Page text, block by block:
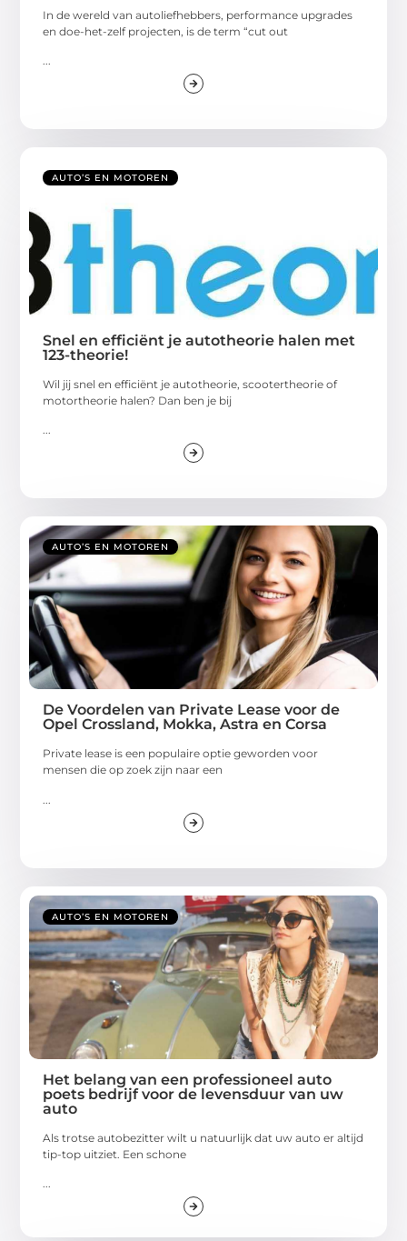
In de wereld van autoliefhebbers, performance upgrades
en doe-het-zelf projecten, is de term “cut out
AUTO’S EN MOTOREN
Snel en efficiënt je autotheorie halen met
123-theorie!
Wil jij snel en efficiënt je autotheorie, scootertheorie of
motortheorie halen? Dan ben je bij
...
AUTO’S EN MOTOREN
De Voordelen van Private Lease voor de
Opel Crossland, Mokka, Astra en Corsa
Private lease is een populaire optie geworden voor
mensen die op zoek zijn naar een
AUTO’S EN MOTOREN
Het belang van een professioneel auto
poets bedrijf voor de levensduur van uw
auto
Als trotse autobezitter wilt u natuurlijk dat uw auto er altijd
tip-top uitziet. Een schone
...